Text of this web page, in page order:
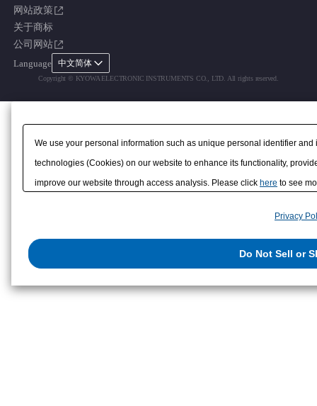
应力计
接缝计
位移计
试验装置、系统
定制产品
停产产品
安全数据表（SDS）
网站政策
关于商标
公司网站
Language
中文简体
Copyright © KYOWA ELECTRONIC INSTRUMENTS CO., LTD. All rights reserved.
We use your personal information such as unique personal identifier
technologies (Cookies) on our website to enhance its functionality,
improve our website through access analysis. Please click here to see
them or that they have collected from your use of their services or
us on the internet. You have the right to opt out of sale or share of your
Privacy
Do Not Sell or